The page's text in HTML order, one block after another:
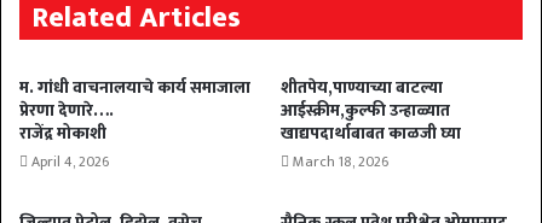
Related Articles
म. गांधी वाचनालयाचे कार्य समाजाला
प्रेरणा देणारे….
राजेंद्र मोकाशी
April 4, 2026
शीतपेय,पाण्याच्या बाटल्या
आईस्क्रीम,कुल्फी उन्हाळ्यात
खाद्यपदार्थाबाबत काळजी घ्या
March 18, 2026